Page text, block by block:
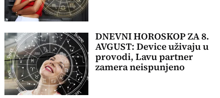
DNEVNI HOROSKOP ZA 8.
AVGUST: Device uživaju u
provodi, Lavu partner
zamera neispunjeno